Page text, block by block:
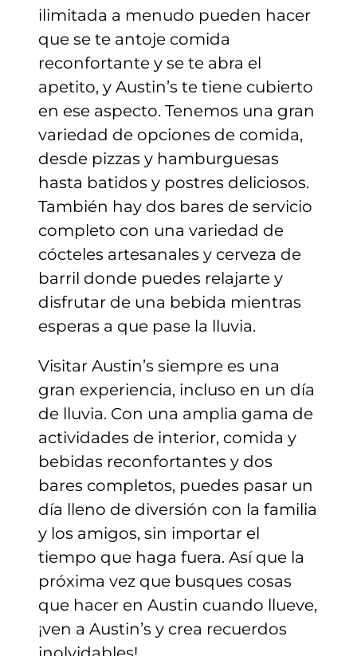
ilimitada a menudo pueden hacer
que se te antoje comida
reconfortante y se te abra el
apetito, y Austin’s te tiene cubierto
en ese aspecto. Tenemos una gran
variedad de opciones de comida,
desde pizzas y hamburguesas
hasta batidos y postres deliciosos.
También hay dos bares de servicio
completo con una variedad de
cócteles artesanales y cerveza de
barril donde puedes relajarte y
disfrutar de una bebida mientras
esperas a que pase la lluvia.
Visitar Austin’s siempre es una
gran experiencia, incluso en un día
de lluvia. Con una amplia gama de
actividades de interior, comida y
bebidas reconfortantes y dos
bares completos, puedes pasar un
día lleno de diversión con la familia
y los amigos, sin importar el
tiempo que haga fuera. Así que la
próxima vez que busques cosas
que hacer en Austin cuando llueve,
¡ven a Austin’s y crea recuerdos